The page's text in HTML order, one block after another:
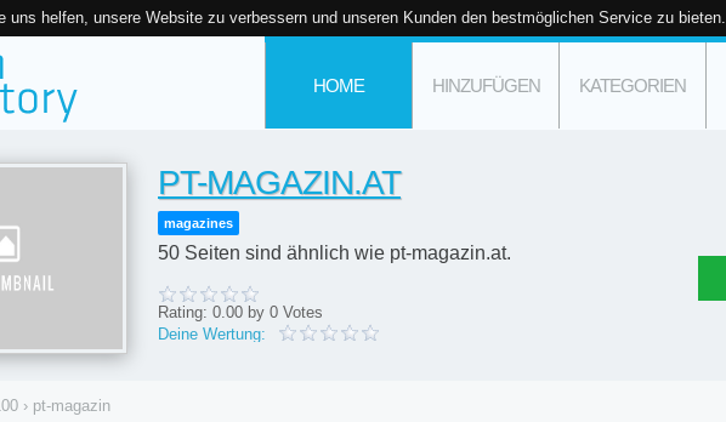
uns helfen, unsere Website zu verbessern und unseren Kunden den bestmöglichen Service zu bieten.
HOME HINZUFÜGEN KATEGORIEN
PT-MAGAZIN.AT
magazines
50 Seiten sind ähnlich wie pt-magazin.at.
Rating: 0.00 by 0 Votes
Deine Wertung:
› pt-magazin